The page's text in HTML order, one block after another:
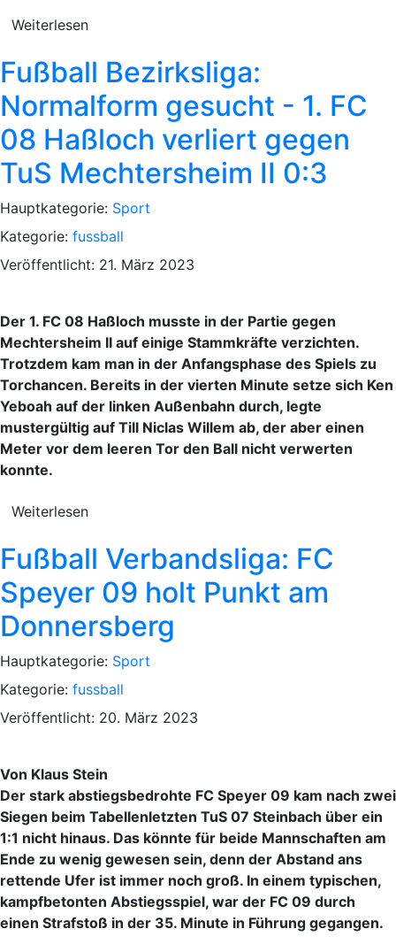
Weiterlesen
Fußball Bezirksliga:
Normalform gesucht - 1. FC
08 Haßloch verliert gegen
TuS Mechtersheim II 0:3
Hauptkategorie: Sport
Kategorie: fussball
Veröffentlicht: 21. März 2023
Der 1. FC 08 Haßloch musste in der Partie gegen
Mechtersheim II auf einige Stammkräfte verzichten.
Trotzdem kam man in der Anfangsphase des Spiels zu
Torchancen. Bereits in der vierten Minute setze sich Ken
Yeboah auf der linken Außenbahn durch, legte
mustergültig auf Till Niclas Willem ab, der aber einen
Meter vor dem leeren Tor den Ball nicht verwerten
konnte.
Weiterlesen
Fußball Verbandsliga: FC
Speyer 09 holt Punkt am
Donnersberg
Hauptkategorie: Sport
Kategorie: fussball
Veröffentlicht: 20. März 2023
Von Klaus Stein
Der stark abstiegsbedrohte FC Speyer 09 kam nach zwei
Siegen beim Tabellenletzten TuS 07 Steinbach über ein
1:1 nicht hinaus. Das könnte für beide Mannschaften am
Ende zu wenig gewesen sein, denn der Abstand ans
rettende Ufer ist immer noch groß. In einem typischen,
kampfbetonten Abstiegsspiel, war der FC 09 durch
einen Strafstoß in der 35. Minute in Führung gegangen.